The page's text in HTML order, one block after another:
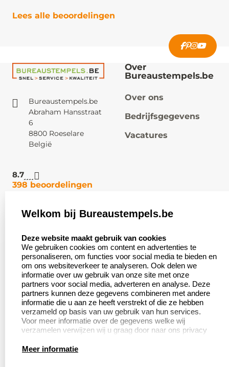
Lees alle beoordelingen
Bureaustempels.be
Abraham Hansstraat
6
8800 Roeselare
België
8.7
398 beoordelingen
Over
Bureaustempels.be
Over ons
Bedrijfsgegevens
Vacatures
Klantenservice:
Contact
Veel gestelde vragen
Retourneren
Herroepingsrecht
Zakelijk:
Aanvraag op maat
Wederverkoper
worden
Betaling &
Verzending
Productinformatie:
Aanleverspecificaties
Welkom bij Bureaustempels.be
Deze website maakt gebruik van cookies
We gebruiken cookies om content en advertenties te
personaliseren, om functies voor social media te bieden en
om ons websiteverkeer te analyseren. Ook delen we
informatie over uw gebruik van onze site met onze
partners voor social media, adverteren en analyse. Deze
partners kunnen deze gegevens combineren met andere
informatie die u aan ze heeft verstrekt of die ze hebben
verzameld op basis van uw gebruik van hun services.
Voor meer informatie over de gegevens welke wij
verzamelen verwijzen wij u graag door naar ons privacy
Meer informatie